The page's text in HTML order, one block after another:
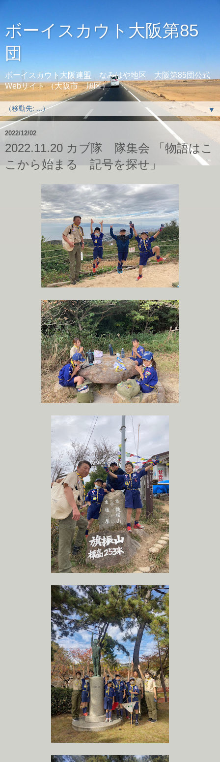
ボーイスカウト大阪第85
団
ボーイスカウト大阪連盟 なみはや地区 大阪第85団公式
Webサイト （大阪市 旭区）
▼
2022/12/02
2022.11.20 カブ隊 隊集会 「物語はこ
こから始まる 記号を探せ」